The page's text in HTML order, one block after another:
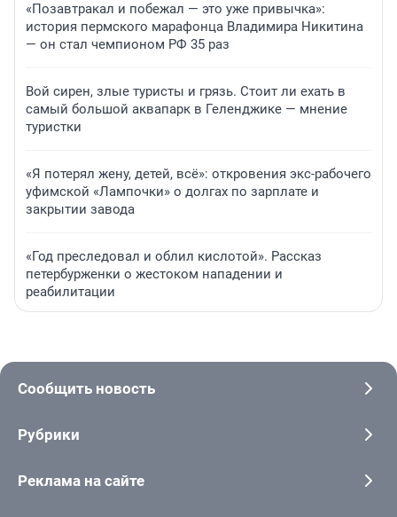
«Позавтракал и побежал — это уже привычка»:
история пермского марафонца Владимира Никитина
— он стал чемпионом РФ 35 раз
Вой сирен, злые туристы и грязь. Стоит ли ехать в
самый большой аквапарк в Геленджике — мнение
туристки
«Я потерял жену, детей, всё»: откровения экс-рабочего
уфимской «Лампочки» о долгах по зарплате и
закрытии завода
«Год преследовал и облил кислотой». Рассказ
петербурженки о жестоком нападении и
реабилитации
Сообщить новость
Рубрики
Реклама на сайте